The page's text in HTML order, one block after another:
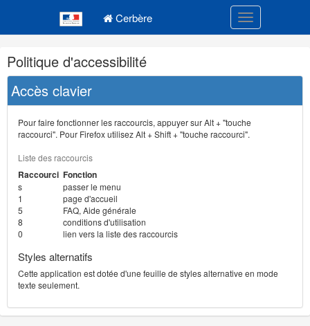
Cerbère Toggle
Navigation
et
outils
annexes
Politique d'accessibilité
Accès clavier
Pour faire fonctionner les raccourcis, appuyer sur Alt + "touche
raccourci". Pour Firefox utilisez Alt + Shift + "touche raccourci".
Liste des raccourcis
Raccourci Fonction
s
passer le menu
1
page d'accueil
5
FAQ, Aide générale
8
conditions d'utilisation
0
lien vers la liste des raccourcis
Styles alternatifs
Cette application est dotée d'une feuille de styles alternative en mode
texte seulement.